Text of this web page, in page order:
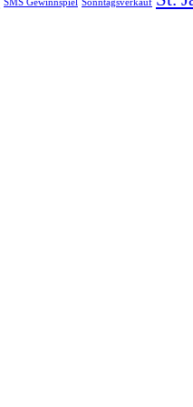
SMS Gewinnspiel Sonntagsverkauf